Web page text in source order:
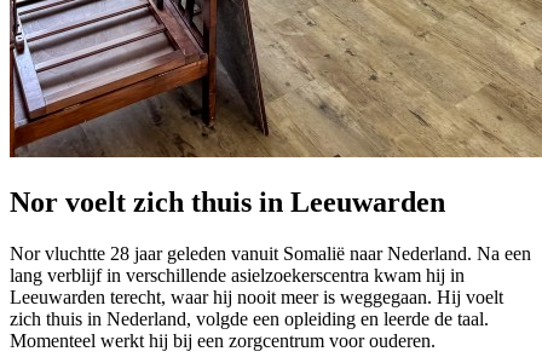
Nor voelt zich thuis in Leeuwarden
Nor vluchtte 28 jaar geleden vanuit Somalië naar Nederland. Na een
lang verblijf in verschillende asielzoekerscentra kwam hij in
Leeuwarden terecht, waar hij nooit meer is weggegaan. Hij voelt
zich thuis in Nederland, volgde een opleiding en leerde de taal.
Momenteel werkt hij bij een zorgcentrum voor ouderen.